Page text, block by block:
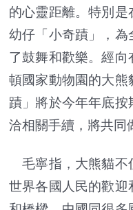
的心靈距離。特別
幼仔「小奇蹟」，為
了鼓舞和歡樂。經
頓國家動物園的大
蹟」將於今年年底
洽相關手續，將共同
毛寧指，大熊貓不
世界各國人民的歡